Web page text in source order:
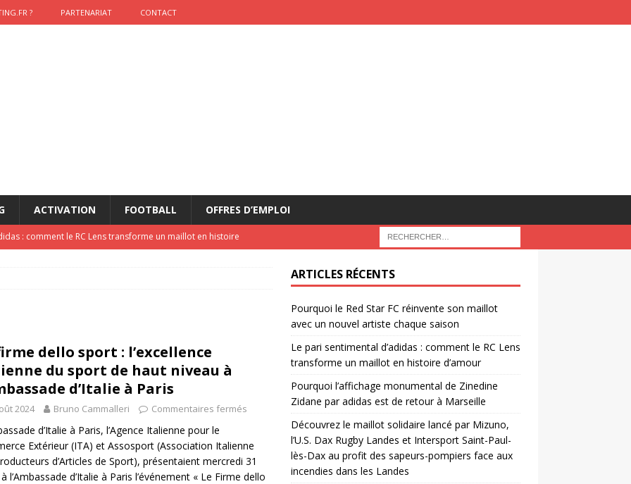
? PARTENARIAT CONTACT
ACTIVATION FOOTBALL OFFRES D’EMPLOI
: comment le RC Lens transforme un maillot en histoire
pompiers face aux incendies dans les Landes
RUGBY
: vendre une sensation plutôt qu’un chrono
réinvente son maillot avec un nouvel artiste chaque saison
dello sport : l’excellence
du sport de haut niveau à
d’Italie à Paris
2024 Bruno Cammalleri Commentaires fermés
d’Italie à Paris, l’Agence Italienne pour le
Extérieur (ITA) et Assosport (Association Italienne
d’Articles de Sport), présentaient mercredi 31
l’Ambassade d’Italie à Paris l’événement « Le Firme dello
ARTICLES RÉCENTS
Pourquoi le Red Star FC réinvente son maillot
avec un nouvel artiste chaque saison
Le pari sentimental d’adidas : comment le RC Lens
transforme un maillot en histoire d’amour
Pourquoi l’affichage monumental de Zinedine
Zidane par adidas est de retour à Marseille
Découvrez le maillot solidaire lancé par Mizuno,
l’U.S. Dax Rugby Landes et Intersport Saint-Paul-
lès-Dax au profit des sapeurs-pompiers face aux
incendies dans les Landes